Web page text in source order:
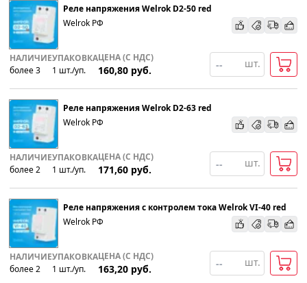
Реле напряжения Welrok D2-50 red
Welrok РФ
НАЛИЧИЕ
более 3
УПАКОВКА
1 шт./уп.
ЦЕНА (С НДС)
160,80 руб.
шт.
Реле напряжения Welrok D2-63 red
Welrok РФ
НАЛИЧИЕ
более 2
УПАКОВКА
1 шт./уп.
ЦЕНА (С НДС)
171,60 руб.
шт.
Реле напряжения с контролем тока Welrok VI-40 red
Welrok РФ
НАЛИЧИЕ
более 2
УПАКОВКА
1 шт./уп.
ЦЕНА (С НДС)
163,20 руб.
шт.